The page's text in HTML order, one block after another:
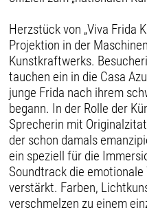
Herzstück von „Viva Frida
Projektion in der
Kunstkraftwerks.
tauchen ein in die Casa
junge Frida nach ihrem
begann. In der Rolle der
Sprecherin mit
der schon damals
ein speziell für die
Soundtrack die
verstärkt. Farben,
verschmelzen zu einem